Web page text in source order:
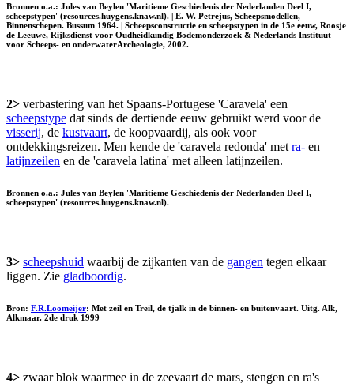
Bronnen o.a.: Jules van Beylen 'Maritieme Geschiedenis der Nederlanden Deel I,
scheepstypen' (resources.huygens.knaw.nl). | E. W. Petrejus, Scheepsmodellen,
Binnenschepen. Bussum 1964. | Scheepsconstructie en scheepstypen in de 15e eeuw, Roosje
de Leeuwe, Rijksdienst voor Oudheidkundig Bodemonderzoek & Nederlands Instituut
voor Scheeps- en onderwaterArcheologie, 2002.
2> verbastering van het Spaans-Portugese 'Caravela' een
scheepstype dat sinds de dertiende eeuw gebruikt werd voor de
visserij, de kustvaart, de koopvaardij, als ook voor
ontdekkingsreizen. Men kende de 'caravela redonda' met ra- en
latijnzeilen en de 'caravela latina' met alleen latijnzeilen.
Bronnen o.a.: Jules van Beylen 'Maritieme Geschiedenis der Nederlanden Deel I,
scheepstypen' (resources.huygens.knaw.nl).
3> scheepshuid waarbij de zijkanten van de gangen tegen elkaar
liggen. Zie gladboordig.
Bron: F.R.Loomeijer: Met zeil en Treil, de tjalk in de binnen- en buitenvaart. Uitg. Alk,
Alkmaar. 2de druk 1999
4> zwaar blok waarmee in de zeevaart de mars, stengen en ra's